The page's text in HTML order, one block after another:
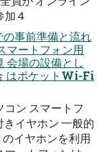
加 4
の事前準備と流れ
マートフォン用
会場の設備とし
はポケットWi-Fi
コン スマートフ
きイヤホン 一般的
イヤホンを利用